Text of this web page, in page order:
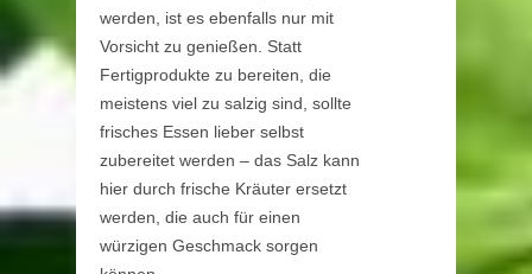
werden, ist es ebenfalls nur mit
Vorsicht zu genießen. Statt
Fertigprodukte zu bereiten, die
meistens viel zu salzig sind, sollte
frisches Essen lieber selbst
zubereitet werden – das Salz kann
hier durch frische Kräuter ersetzt
werden, die auch für einen
würzigen Geschmack sorgen